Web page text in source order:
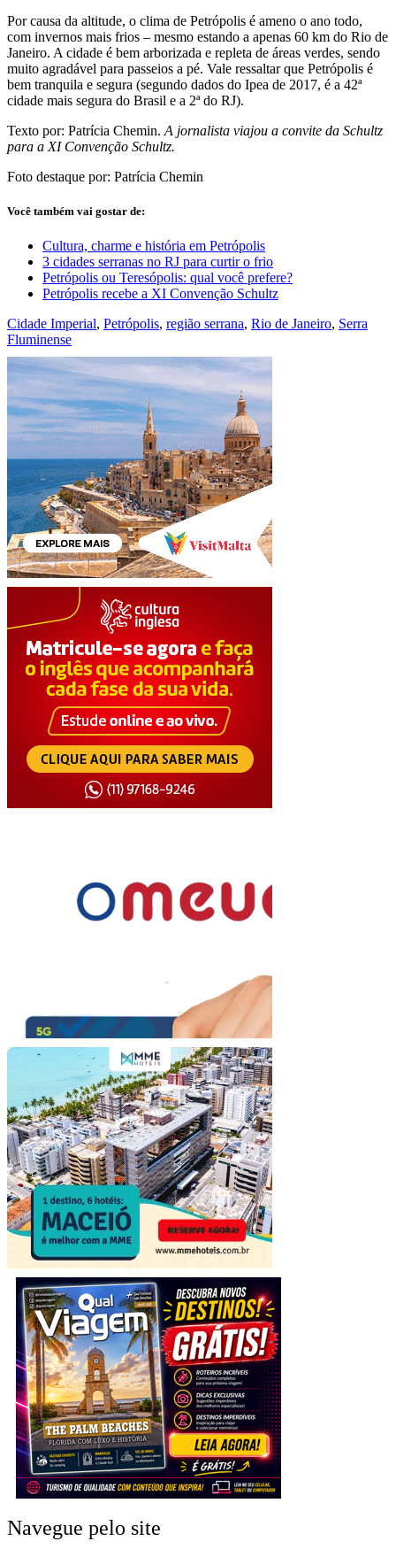
Por causa da altitude, o clima de Petrópolis é ameno o ano todo,
com invernos mais frios – mesmo estando a apenas 60 km do Rio de
Janeiro. A cidade é bem arborizada e repleta de áreas verdes, sendo
muito agradável para passeios a pé. Vale ressaltar que Petrópolis é
bem tranquila e segura (segundo dados do Ipea de 2017, é a 42ª
cidade mais segura do Brasil e a 2ª do RJ).
Texto por: Patrícia Chemin. A jornalista viajou a convite da Schultz
para a XI Convenção Schultz.
Foto destaque por: Patrícia Chemin
Você também vai gostar de:
Cultura, charme e história em Petrópolis
3 cidades serranas no RJ para curtir o frio
Petrópolis ou Teresópolis: qual você prefere?
Petrópolis recebe a XI Convenção Schultz
Cidade Imperial, Petrópolis, região serrana, Rio de Janeiro, Serra
Fluminense
Navegue pelo site